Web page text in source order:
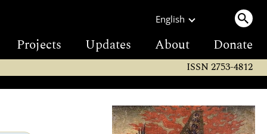
English
Projects Updates About Donate
ISSN 2753-4812